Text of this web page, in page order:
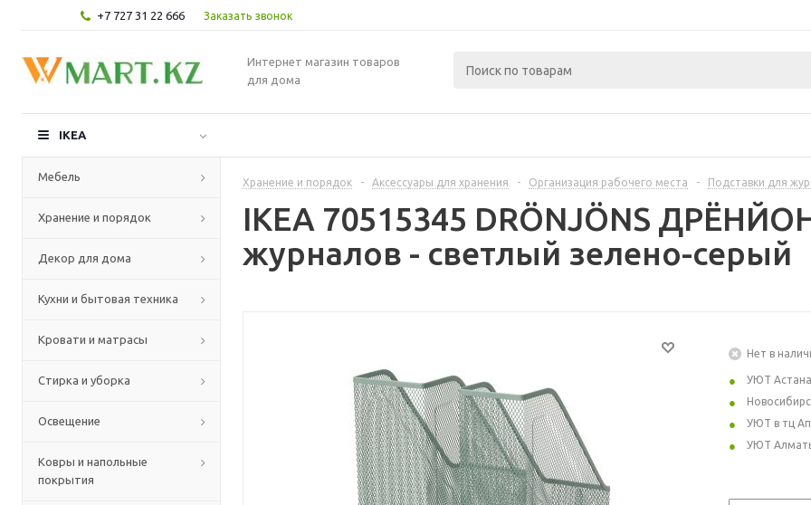
+7 727 31 22 666 Заказать звонок
Интернет магазин товаров
для дома
IKEA
Мебель
Хранение и порядок
Декор для дома
Кухни и бытовая техника
Кровати и матрасы
Стирка и уборка
Освещение
Ковры и напольные
покрытия
Хранение и порядок - Аксессуары для хранения - Организация рабочего места - Подставки для
IKEA 70515345 DRÖNJÖNS
журналов - светлый зелено-серый
Нет в
УЮТ Астана
УЮТ в тц
УЮТ